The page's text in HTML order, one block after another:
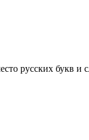
русских букв